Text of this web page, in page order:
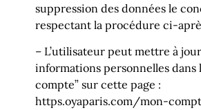
suppression des données le
respectant la procédure ci-
– L’utilisateur peut mettre à
informations personnelles dans
compte” sur cette page :
https.oyaparis.com/mon-